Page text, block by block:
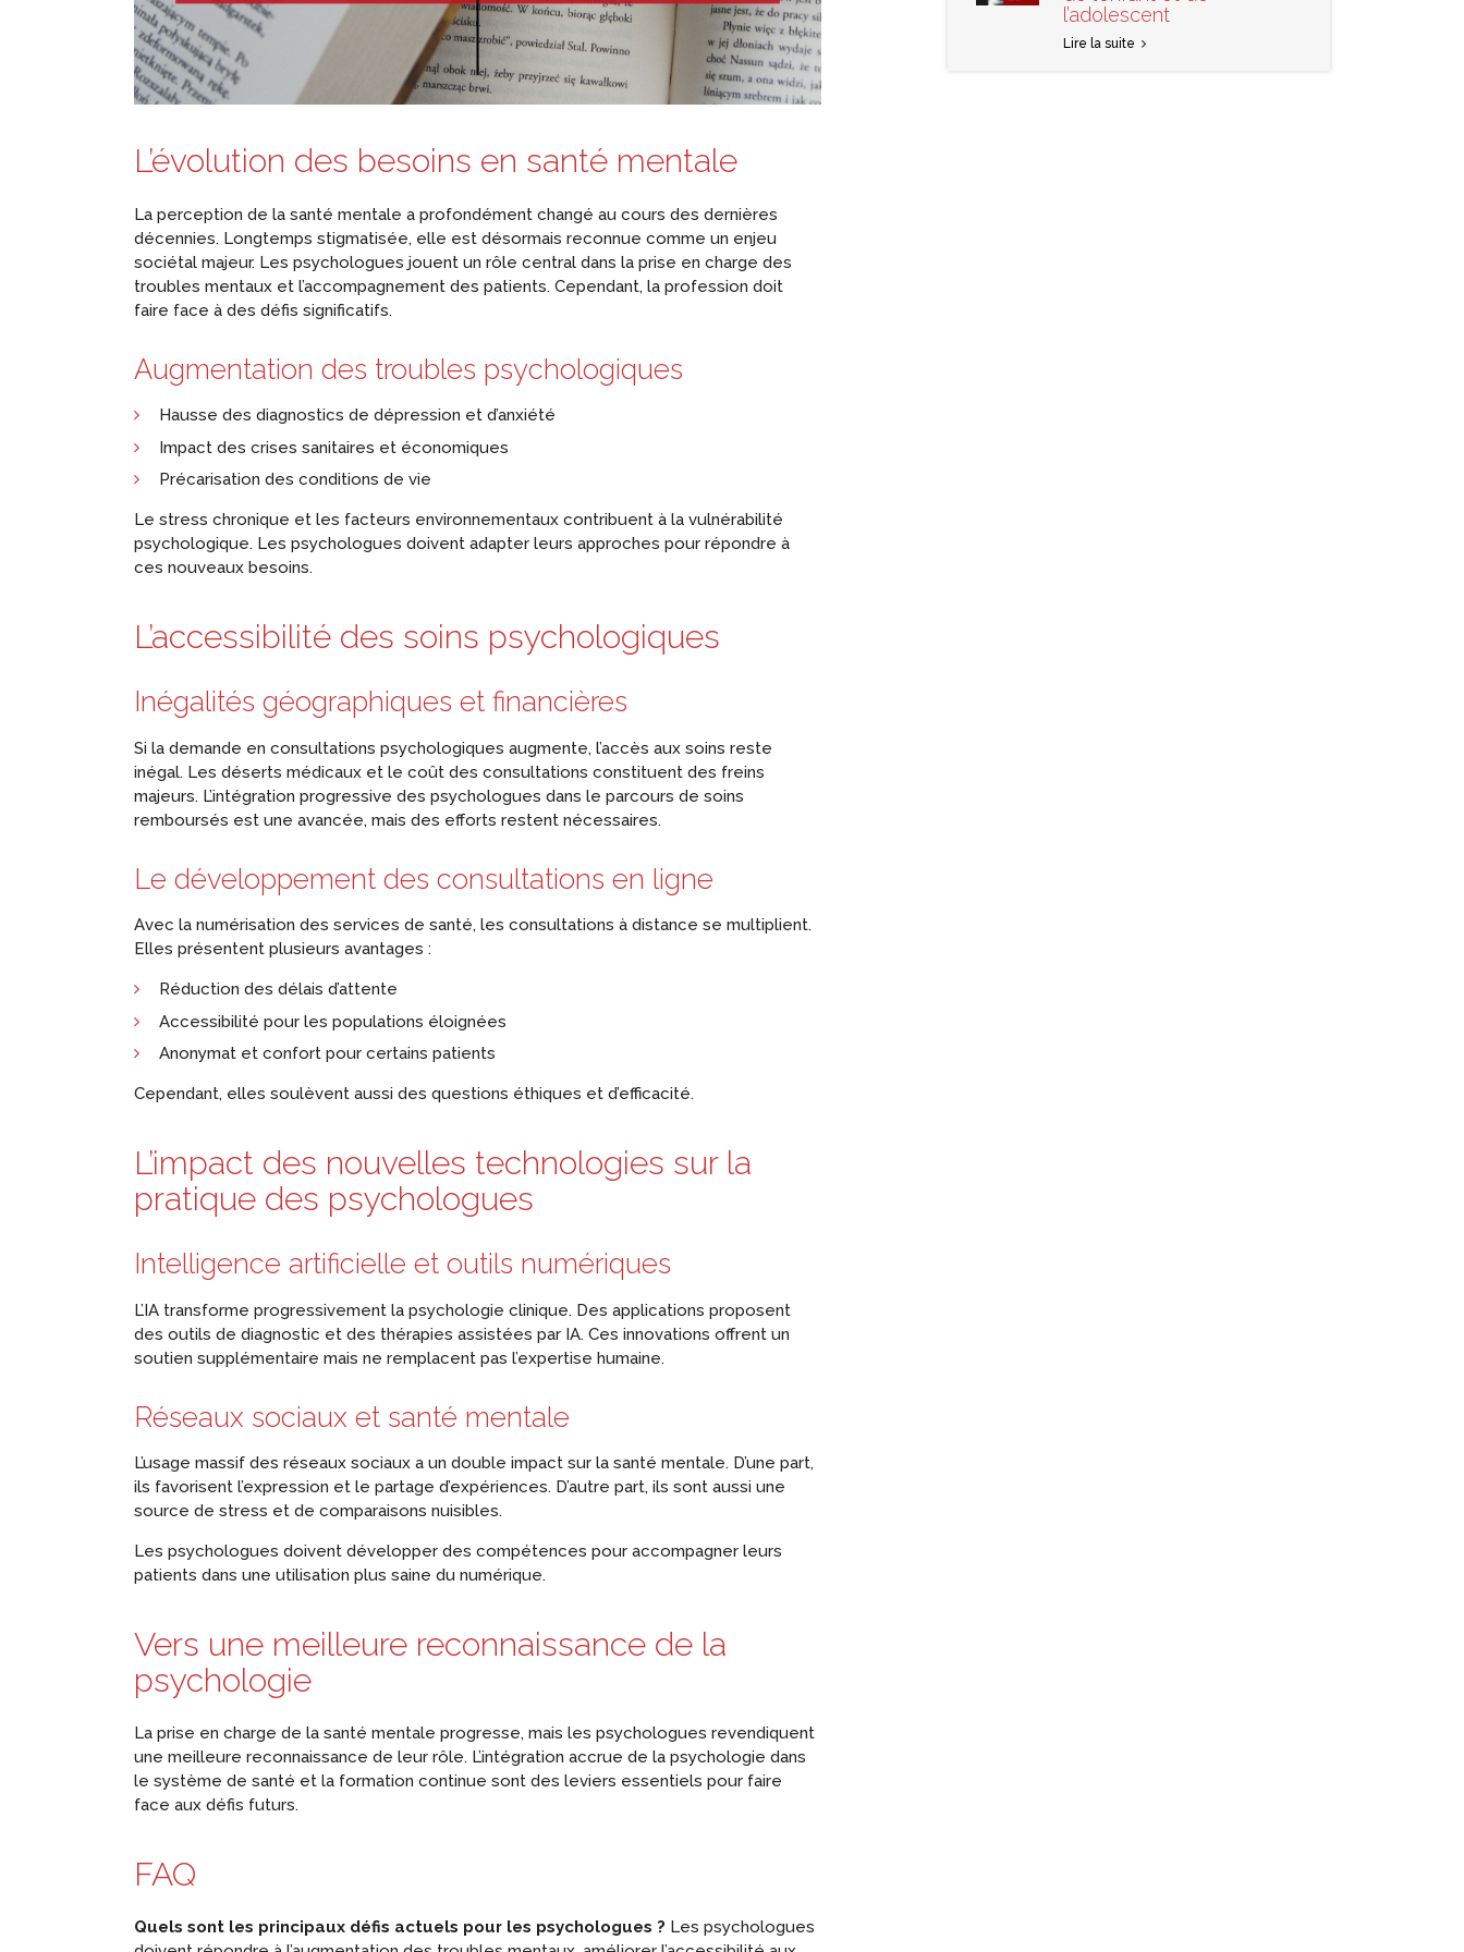
L’évolution des besoins en santé mentale
La perception de la santé mentale a profondément changé au cours des dernières
décennies. Longtemps stigmatisée, elle est désormais reconnue comme un enjeu
sociétal majeur. Les psychologues jouent un rôle central dans la prise en charge des
troubles mentaux et l’accompagnement des patients. Cependant, la profession doit
faire face à des défis significatifs.
Augmentation des troubles psychologiques
Hausse des diagnostics de dépression et d’anxiété
Impact des crises sanitaires et économiques
Précarisation des conditions de vie
Le stress chronique et les facteurs environnementaux contribuent à la vulnérabilité
psychologique. Les psychologues doivent adapter leurs approches pour répondre à
ces nouveaux besoins.
L’accessibilité des soins psychologiques
Inégalités géographiques et financières
Si la demande en consultations psychologiques augmente, l’accès aux soins reste
inégal. Les déserts médicaux et le coût des consultations constituent des freins
majeurs. L’intégration progressive des psychologues dans le parcours de soins
remboursés est une avancée, mais des efforts restent nécessaires.
Le développement des consultations en ligne
Avec la numérisation des services de santé, les consultations à distance se multiplient.
Elles présentent plusieurs avantages :
Réduction des délais d’attente
Accessibilité pour les populations éloignées
Anonymat et confort pour certains patients
Cependant, elles soulèvent aussi des questions éthiques et d’efficacité.
L’impact des nouvelles technologies sur la
pratique des psychologues
Intelligence artificielle et outils numériques
L’IA transforme progressivement la psychologie clinique. Des applications proposent
des outils de diagnostic et des thérapies assistées par IA. Ces innovations offrent un
soutien supplémentaire mais ne remplacent pas l’expertise humaine.
Réseaux sociaux et santé mentale
L’usage massif des réseaux sociaux a un double impact sur la santé mentale. D’une part,
ils favorisent l’expression et le partage d’expériences. D’autre part, ils sont aussi une
source de stress et de comparaisons nuisibles.
Les psychologues doivent développer des compétences pour accompagner leurs
patients dans une utilisation plus saine du numérique.
Vers une meilleure reconnaissance de la
psychologie
La prise en charge de la santé mentale progresse, mais les psychologues revendiquent
une meilleure reconnaissance de leur rôle. L’intégration accrue de la psychologie dans
le système de santé et la formation continue sont des leviers essentiels pour faire
face aux défis futurs.
FAQ
Quels sont les principaux défis actuels pour les psychologues ? Les psychologues
l’adolescent
Lire la suite